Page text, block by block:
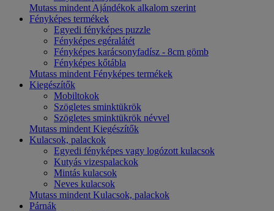
Mutass mindent Ajándékok alkalom szerint
Fényképes termékek
Egyedi fényképes puzzle
Fényképes egéralátét
Fényképes karácsonyfadísz - 8cm gömb
Fényképes kőtábla
Mutass mindent Fényképes termékek
Kiegészítők
Mobiltokok
Szögletes sminktükrök
Szögletes sminktükrök névvel
Mutass mindent Kiegészítők
Kulacsok, palackok
Egyedi fényképes vagy logózott kulacsok
Kutyás vizespalackok
Mintás kulacsok
Neves kulacsok
Mutass mindent Kulacsok, palackok
Párnák